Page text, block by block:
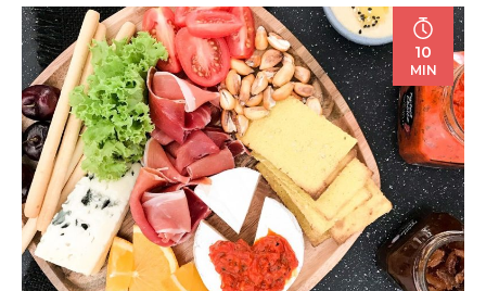
10
MIN